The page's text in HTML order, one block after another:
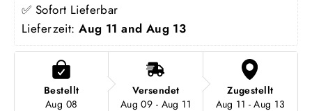
✅ Sofort Lieferbar
Lieferzeit: Aug 11 and Aug 13
Bestellt
Aug 08
Versendet
Aug 09 - Aug 11
Zugestellt
Aug 11 - Aug 13